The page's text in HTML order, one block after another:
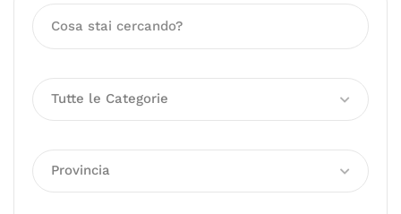
Tutte le Categorie
Provincia